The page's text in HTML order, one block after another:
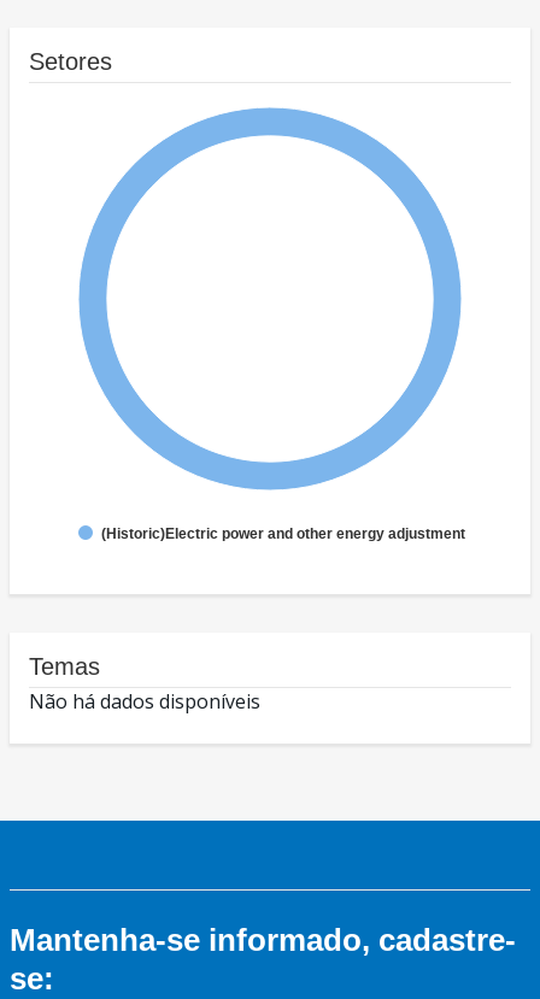
Setores
(Historic)Electric power and other energy adjustment
Temas
Não há dados disponíveis
Mantenha-se informado, cadastre-
se: